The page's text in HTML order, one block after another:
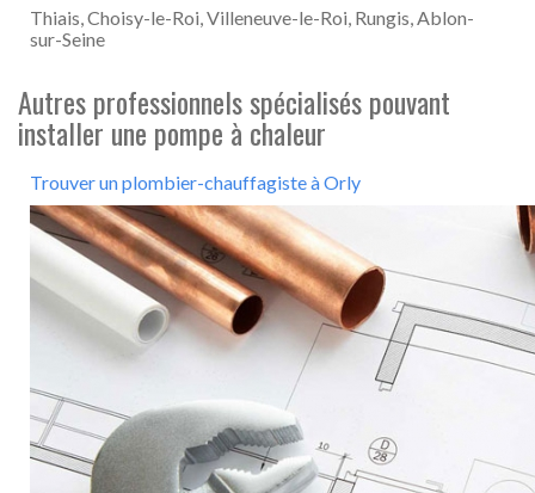
Thiais, Choisy-le-Roi, Villeneuve-le-Roi, Rungis, Ablon-
sur-Seine
Autres professionnels spécialisés pouvant
installer une pompe à chaleur
Trouver un plombier-chauffagiste à Orly